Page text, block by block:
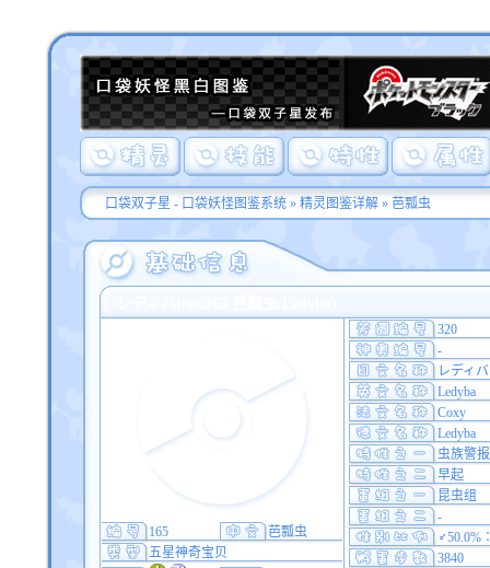
口袋双子星 - 口袋妖怪图鉴系统» 精灵图鉴详解» 芭瓢虫
320
-
レディバ
Ledyba
Coxy
Ledyba
虫族警报
早起
昆虫组
-
3840
165
芭瓢虫
五星神奇宝贝